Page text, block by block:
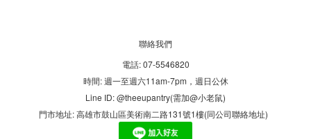
聯絡我們
電話: 07-5546820
時間: 週一至週六11am-7pm，週日公休
Line ID: @theeupantry(需加@小老鼠)
門市地址: 高雄市鼓山區美術南二路131號1樓(同公司聯絡地址)